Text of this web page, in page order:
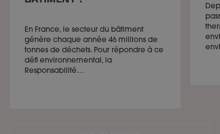
En France, le secteur du bâtiment
génère chaque année 46 millions de
tonnes de déchets. Pour répondre à ce
défi environnemental, la
Responsabilité…